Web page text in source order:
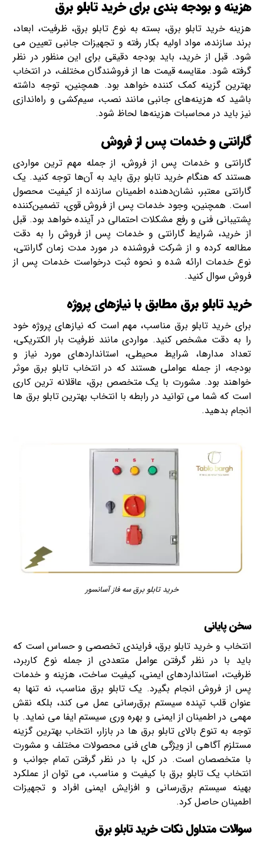
هزینه و بودجه‌ بندی برای خرید تابلو برق
هزینه خرید تابلو برق، بسته به نوع تابلو برق، ظرفیت، ابعاد،
برند سازنده، مواد اولیه بکار رفته و تجهیزات جانبی تعیین می
شود. قبل از خرید، باید بودجه دقیقی برای این منظور در نظر
گرفته شود. مقایسه قیمت‌ ها از فروشندگان مختلف، در انتخاب
بهترین گزینه کمک کننده خواهد بود. همچنین، توجه داشته
باشید که هزینه‌های جانبی مانند نصب، سیم‌کشی و راه‌اندازی
نیز باید در محاسبات هزینه‌ها لحاظ شود.
گارانتی و خدمات پس از فروش
گارانتی و خدمات پس از فروش، از جمله مهم‌ ترین مواردی
هستند که هنگام خرید تابلو برق باید به آن‌ها توجه کنید. یک
گارانتی معتبر، نشان‌دهنده اطمینان سازنده از کیفیت محصول
است. همچنین، وجود خدمات پس از فروش قوی، تضمین‌کننده
پشتیبانی فنی و رفع مشکلات احتمالی در آینده خواهد بود. قبل
از خرید، شرایط گارانتی و خدمات پس از فروش را به دقت
مطالعه کرده و از شرکت فروشنده در مورد مدت زمان گارانتی،
نوع خدمات ارائه شده و نحوه ثبت درخواست خدمات پس از
فروش سوال کنید.
خرید تابلو برق مطابق با نیازهای پروژه
برای خرید تابلو برق مناسب، مهم است که نیازهای پروژه خود
را به دقت مشخص کنید. مواردی مانند ظرفیت بار الکتریکی،
تعداد مدارها، شرایط محیطی، استانداردهای مورد نیاز و
بودجه، از جمله عواملی هستند که در انتخاب تابلو برق موثر
خواهند بود. مشورت با یک متخصص برق، عاقلانه ترین کاری
است که شما می توانید در رابطه با انتخاب بهترین تابلو برق ها
انجام بدهید.
خرید تابلو برق سه فاز آسانسور
سخن پایانی
انتخاب و خرید تابلو برق، فرایندی تخصصی و حساس است که
باید با در نظر گرفتن عوامل متعددی از جمله نوع کاربرد،
ظرفیت، استانداردهای ایمنی، کیفیت ساخت، هزینه و خدمات
پس از فروش انجام بگیرد. یک تابلو برق مناسب، نه تنها به
عنوان قلب تپنده سیستم برق‌رسانی عمل می‌ کند، بلکه نقش
مهمی در اطمینان از ایمنی و بهره‌ وری سیستم ایفا می‌ نماید. با
توجه به تنوع بالای تابلو برق‌ ها در بازار، انتخاب بهترین گزینه
مستلزم آگاهی از ویژگی‌ های فنی محصولات مختلف و مشورت
با متخصصان است. در کل، با در نظر گرفتن تمام جوانب و
انتخاب یک تابلو برق با کیفیت و مناسب، می‌ توان از عملکرد
بهینه سیستم برق‌رسانی و افزایش ایمنی افراد و تجهیزات
اطمینان حاصل کرد.
سوالات متداول نکات خرید تابلو برق